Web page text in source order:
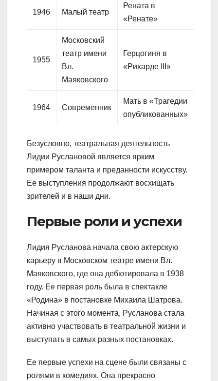
1946 Малый театр
Рената в
«Ренате»
1955
Московский
театр имени
Вл.
Маяковского
Герцогиня в
«Рихарде III»
1964 Современник
Мать в «Трагедии
опубликованных»
Безусловно, театральная деятельность
Лидии Руслановой является ярким
примером таланта и преданности искусству.
Ее выступления продолжают восхищать
зрителей и в наши дни.
Первые роли и успехи
Лидия Русланова начала свою актерскую
карьеру в Московском театре имени Вл.
Маяковского, где она дебютировала в 1938
году. Ее первая роль была в спектакле
«Родина» в постановке Михаила Шатрова.
Начиная с этого момента, Русланова стала
активно участвовать в театральной жизни и
выступать в самых разных постановках.
Ее первые успехи на сцене были связаны с
ролями в комедиях. Она прекрасно